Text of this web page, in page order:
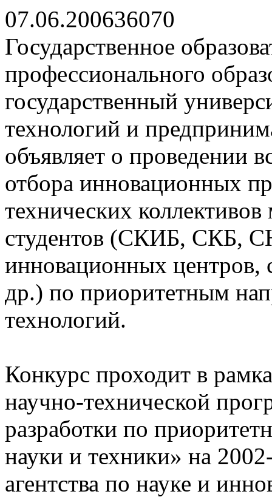
07.06.200636070
Государственное
профессионального
государственный
технологий и
объявляет о проведении
отбора инновационных
технических
студентов (СКИБ, СКБ,
инновационных центров,
др.) по приоритетным
технологий.
Конкурс проходит в
научно-технической
разработки по
науки и техники» на
агентства по науке и